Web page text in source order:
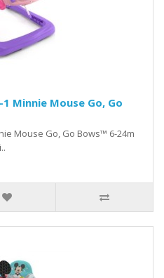
Minnie Mouse Go, Go
Mouse Go, Go Bows™ 6-24m